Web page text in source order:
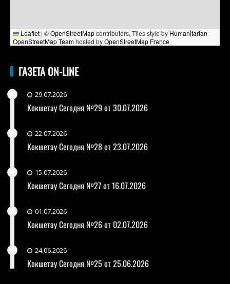
Leaflet | ©OpenStreetMapcontributors, Tiles style by Humanitarian
OpenStreetMap Teamhosted byOpenStreetMap France
ГАЗЕТА ON-LINE
29.07.2026
Кокшетау Сегодня №29 от 30.07.2026
22.07.2026
Кокшетау Сегодня №28 от 23.07.2026
15.07.2026
Кокшетау Сегодня №27 от 16.07.2026
01.07.2026
Кокшетау Сегодня №26 от 02.07.2026
24.06.2026
Кокшетау Сегодня №25 от 25.06.2026